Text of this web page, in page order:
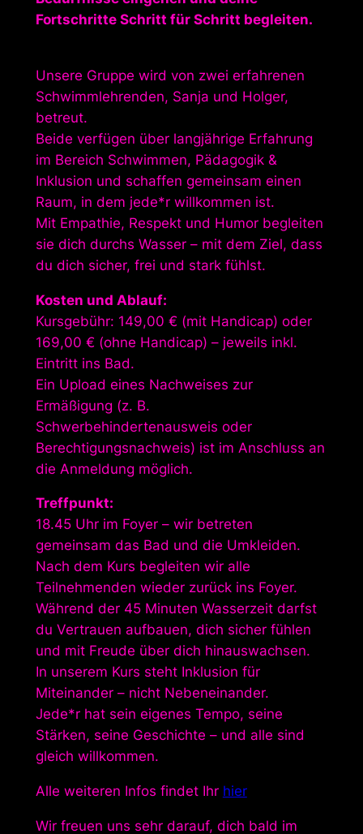
Fortschritte Schritt für Schritt begleiten.
Unsere Gruppe wird von zwei erfahrenen
Schwimmlehrenden, Sanja und Holger,
betreut.
Beide verfügen über langjährige Erfahrung
im Bereich Schwimmen, Pädagogik &
Inklusion und schaffen gemeinsam einen
Raum, in dem jede*r willkommen ist.
Mit Empathie, Respekt und Humor begleiten
sie dich durchs Wasser – mit dem Ziel, dass
du dich sicher, frei und stark fühlst.
Kosten und Ablauf:
Kursgebühr: 149,00 € (mit Handicap) oder
169,00 € (ohne Handicap) – jeweils inkl.
Eintritt ins Bad.
Ein Upload eines Nachweises zur
Ermäßigung (z. B.
Schwerbehindertenausweis oder
Berechtigungsnachweis) ist im Anschluss an
die Anmeldung möglich.
Treffpunkt:
18.45 Uhr im Foyer – wir betreten
gemeinsam das Bad und die Umkleiden.
Nach dem Kurs begleiten wir alle
Teilnehmenden wieder zurück ins Foyer.
Während der 45 Minuten Wasserzeit darfst
du Vertrauen aufbauen, dich sicher fühlen
und mit Freude über dich hinauswachsen.
In unserem Kurs steht Inklusion für
Miteinander – nicht Nebeneinander.
Jede*r hat sein eigenes Tempo, seine
Stärken, seine Geschichte – und alle sind
gleich willkommen.
Alle weiteren Infos findet Ihr hier
Wir freuen uns sehr darauf, dich bald im